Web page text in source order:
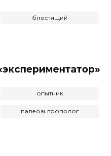
блестящий
опытник
палеоантрополог